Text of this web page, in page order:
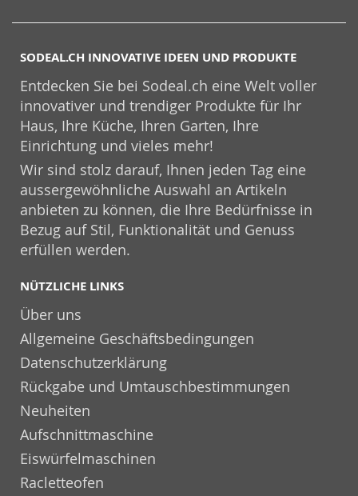
SODEAL.CH INNOVATIVE IDEEN UND PRODUKTE
Entdecken Sie bei Sodeal.ch eine Welt voller
innovativer und trendiger Produkte für Ihr
Haus, Ihre Küche, Ihren Garten, Ihre
Einrichtung und vieles mehr!
Wir sind stolz darauf, Ihnen jeden Tag eine
aussergewöhnliche Auswahl an Artikeln
anbieten zu können, die Ihre Bedürfnisse in
Bezug auf Stil, Funktionalität und Genuss
erfüllen werden.
NÜTZLICHE LINKS
Über uns
Allgemeine Geschäftsbedingungen
Datenschutzerklärung
Rückgabe und Umtauschbestimmungen
Neuheiten
Aufschnittmaschine
Eiswürfelmaschinen
Racletteofen